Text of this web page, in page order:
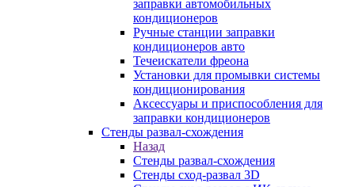
заправки автомобильных
кондиционеров
Ручные станции заправки
кондиционеров авто
Течеискатели фреона
Установки для промывки системы
кондиционирования
Аксессуары и приспособления для
заправки кондиционеров
Стенды развал-схождения
Назад
Стенды развал-схождения
Стенды сход-развал 3D